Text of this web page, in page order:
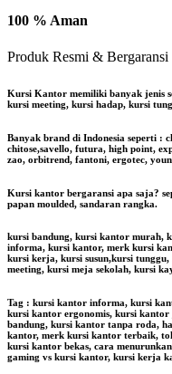
100 % Aman
Produk Resmi & Bergaransi
Kursi Kantor memiliki banyak jenis
kursi meeting, kursi hadap, kursi
Banyak brand di Indonesia seperti :
chitose,savello, futura, high point,
zao, orbitrend, fantoni, ergotec,
Kursi kantor bergaransi apa saja?
papan moulded, sandaran rangka.
kursi bandung, kursi kantor murah,
informa, kursi kantor, merk kursi
kursi kerja, kursi susun,kursi
meeting, kursi meja sekolah, kursi
Tag : kursi kantor informa, kursi
kursi kantor ergonomis, kursi
bandung, kursi kantor tanpa roda,
kantor, merk kursi kantor terbaik,
kursi kantor bekas, cara
gaming vs kursi kantor, kursi kerja